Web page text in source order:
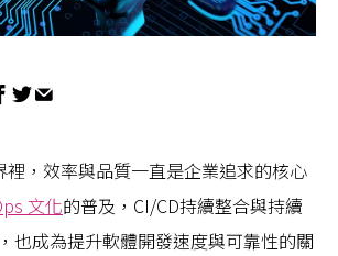
裡，效率與品質一直是企業追求的核心
文化的普及，CI/CD持續整合與持續
也成為提升軟體開發速度與可靠性的關